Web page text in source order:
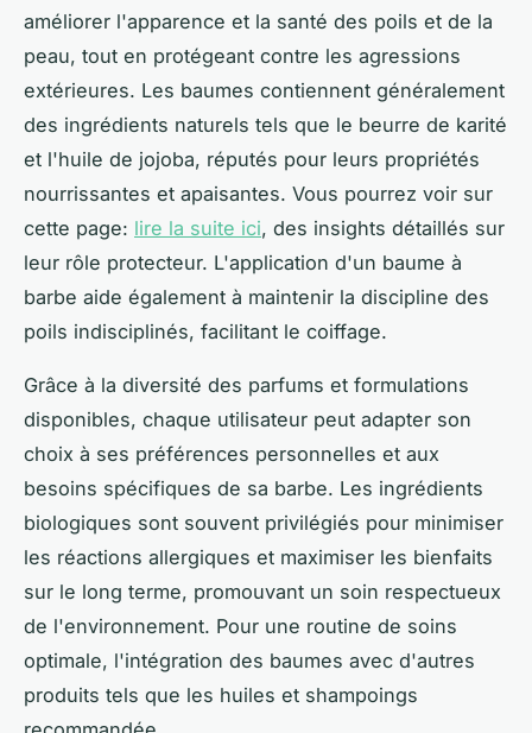
améliorer l'apparence et la santé des poils et de la
peau, tout en protégeant contre les agressions
extérieures. Les baumes contiennent généralement
des ingrédients naturels tels que le beurre de karité
et l'huile de jojoba, réputés pour leurs propriétés
nourrissantes et apaisantes. Vous pourrez voir sur
cette page: lire la suite ici, des insights détaillés sur
leur rôle protecteur. L'application d'un baume à
barbe aide également à maintenir la discipline des
poils indisciplinés, facilitant le coiffage.
Grâce à la diversité des parfums et formulations
disponibles, chaque utilisateur peut adapter son
choix à ses préférences personnelles et aux
besoins spécifiques de sa barbe. Les ingrédients
biologiques sont souvent privilégiés pour minimiser
les réactions allergiques et maximiser les bienfaits
sur le long terme, promouvant un soin respectueux
de l'environnement. Pour une routine de soins
optimale, l'intégration des baumes avec d'autres
produits tels que les huiles et shampoings